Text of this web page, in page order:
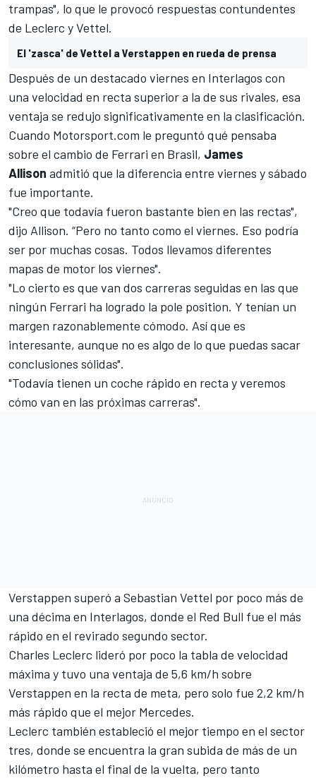
trampas", lo que le provocó respuestas contundentes
de Leclerc yVettel.
El 'zasca' de Vettel a Verstappen en rueda de prensa
Después de un destacado viernes en Interlagos con
una velocidad en recta superior a la de sus rivales, esa
ventaja se redujo significativamente en la clasificación.
Cuando Motorsport.com le preguntó qué pensaba
sobre el cambio de Ferrari en Brasil, James
Allison admitió que la diferencia entre viernes y sábado
fue importante.
"Creo que todavía fueron bastante bien en las rectas",
dijo Allison. “Pero no tanto como el viernes. Eso podría
ser por muchas cosas. Todos llevamos diferentes
mapas de motor los viernes".
"Lo cierto es que van dos carreras seguidas en las que
ningún Ferrari ha logrado la pole position. Y tenían un
margen razonablemente cómodo. Así que es
interesante, aunque no es algo de lo que puedas sacar
conclusiones sólidas".
"Todavía tienen un coche rápido en recta y veremos
cómo van en las próximas carreras".
Verstappen superó a Sebastian Vettel por poco más de
una décima en Interlagos, donde el Red Bull fue el más
rápido en el revirado segundo sector.
Charles Leclerc lideró por poco la tabla de velocidad
máxima y tuvo una ventaja de 5,6 km/h sobre
Verstappen en la recta de meta, pero solo fue 2,2 km/h
más rápido que el mejor Mercedes.
Leclerc también estableció el mejor tiempo en el sector
tres, donde se encuentra la gran subida de más de un
kilómetro hasta el final de la vuelta, pero tanto